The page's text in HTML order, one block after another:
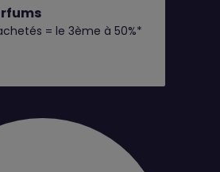
= le 3ème à 50%*